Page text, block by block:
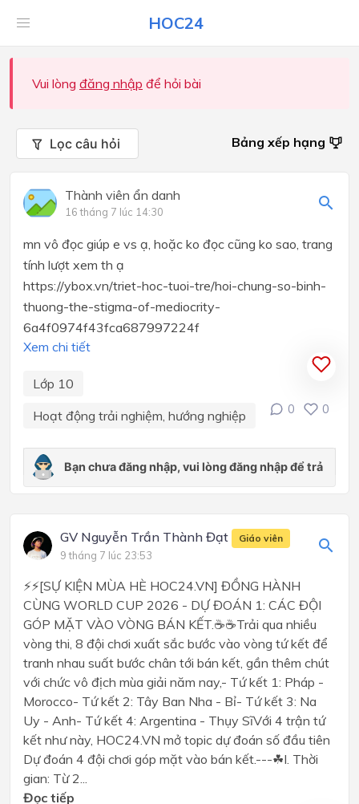
HOC24
Vui lòng đăng nhập để hỏi bài
Lọc câu hỏi Bảng xếp hạng
Thành viên ẩn danh
16 tháng 7 lúc 14:30
mn vô đọc giúp e vs ạ, hoặc ko đọc cũng ko sao, trang
tính lượt xem th ạ
https://ybox.vn/triet-hoc-tuoi-tre/hoi-chung-so-binh-
thuong-the-stigma-of-mediocrity-
6a4f0974f43fca687997224f
Xem chi tiết
Lớp 10
Hoạt động trải nghiệm, hướng nghiệp
0 0
GV Nguyễn Trần Thành Đạt Giáo viên
9 tháng 7 lúc 23:53
⚡⚡[SỰ KIỆN MÙA HÈ HOC24.VN] ĐỒNG HÀNH
CÙNG WORLD CUP 2026 - DỰ ĐOÁN 1: CÁC ĐỘI
GÓP MẶT VÀO VÒNG BÁN KẾT.☕☕Trải qua nhiều
vòng thi, 8 đội chơi xuất sắc bước vào vòng tứ kết để
tranh nhau suất bước chân tới bán kết, gần thêm chút
với chức vô địch mùa giải năm nay,- Tứ kết 1: Pháp -
Morocco- Tứ kết 2: Tây Ban Nha - Bỉ- Tứ kết 3: Na
Uy - Anh- Tứ kết 4: Argentina - Thụy SĩVới 4 trận tứ
kết như này, HOC24.VN mở topic dự đoán số đầu tiên
Dự đoán 4 đội chơi góp mặt vào bán kết.---☘I. Thời
gian: Từ 2...
Đọc tiếp